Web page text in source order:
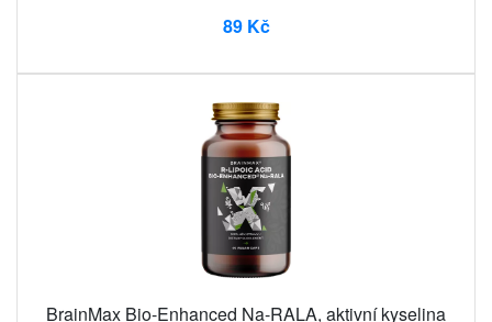
89 Kč
BrainMax Bio-Enhanced Na-RALA, aktivní kyselina